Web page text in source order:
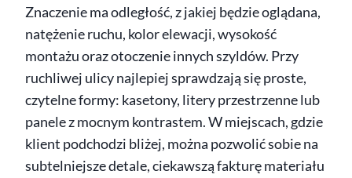
Znaczenie ma odległość, z jakiej będzie oglądana,
natężenie ruchu, kolor elewacji, wysokość
montażu oraz otoczenie innych szyldów. Przy
ruchliwej ulicy najlepiej sprawdzają się proste,
czytelne formy: kasetony, litery przestrzenne lub
panele z mocnym kontrastem. W miejscach, gdzie
klient podchodzi bliżej, można pozwolić sobie na
subtelniejsze detale, ciekawszą fakturę materiału